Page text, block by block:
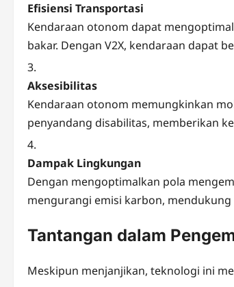
Efisiensi Transportasi
Kendaraan otonom dapat
bakar. Dengan V2X, kendaraan dapat
Aksesibilitas
Kendaraan otonom memungkinkan
penyandang disabilitas, memberikan
Dampak Lingkungan
Dengan mengoptimalkan pola
mengurangi emisi karbon,
Tantangan dalam
Meskipun menjanjikan, teknologi ini